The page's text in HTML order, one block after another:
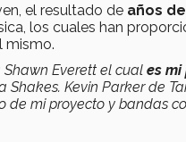
el resultado de años
los cuales han
mismo.
Shawn Everett el cual es
Kevin Parker de
de mi proyecto y bandas